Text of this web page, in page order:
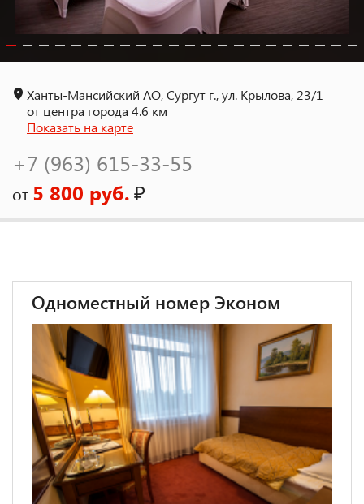
Ханты-Мансийский АО, Сургут г., ул. Крылова, 23/1
от центра города 4.6 км
Показать на карте
+7 (963) 615-33-55
от 5 800 руб.₽
Одноместный номер Эконом